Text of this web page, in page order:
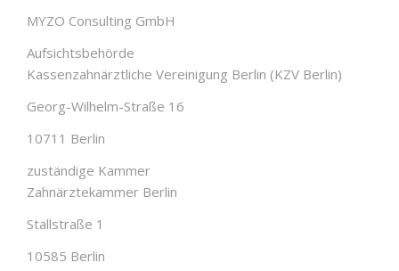
MYZO Consulting GmbH
Aufsichtsbehörde
Kassenzahnärztliche Vereinigung Berlin (KZV Berlin)
Georg-Wilhelm-Straße 16
10711 Berlin
zuständige Kammer
Zahnärztekammer Berlin
Stallstraße 1
10585 Berlin